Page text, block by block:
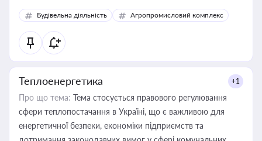
Будівельна діяльність Агропромисловий комплекс
Теплоенергетика +1
Про що тема: Тема стосується правового регулювання
сфери теплопостачання в Україні, що є важливою для
енергетичної безпеки, економіки підприємств та